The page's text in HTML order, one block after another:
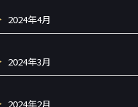
2024年4月
2024年3月
2024年2月